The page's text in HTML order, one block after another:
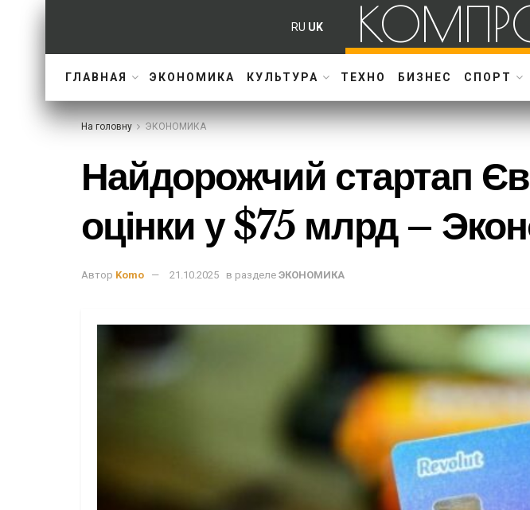
RU UK
ГЛАВНАЯ ЭКОНОМИКА КУЛЬТУРА ТЕХНО БИЗНЕС СПОРТ
На головну ЭКОНОМИКА
Найдорожчий стартап
оцінки у $75 млрд –
Автор Komo 21.10.2025 в разделе ЭКОНОМИКА